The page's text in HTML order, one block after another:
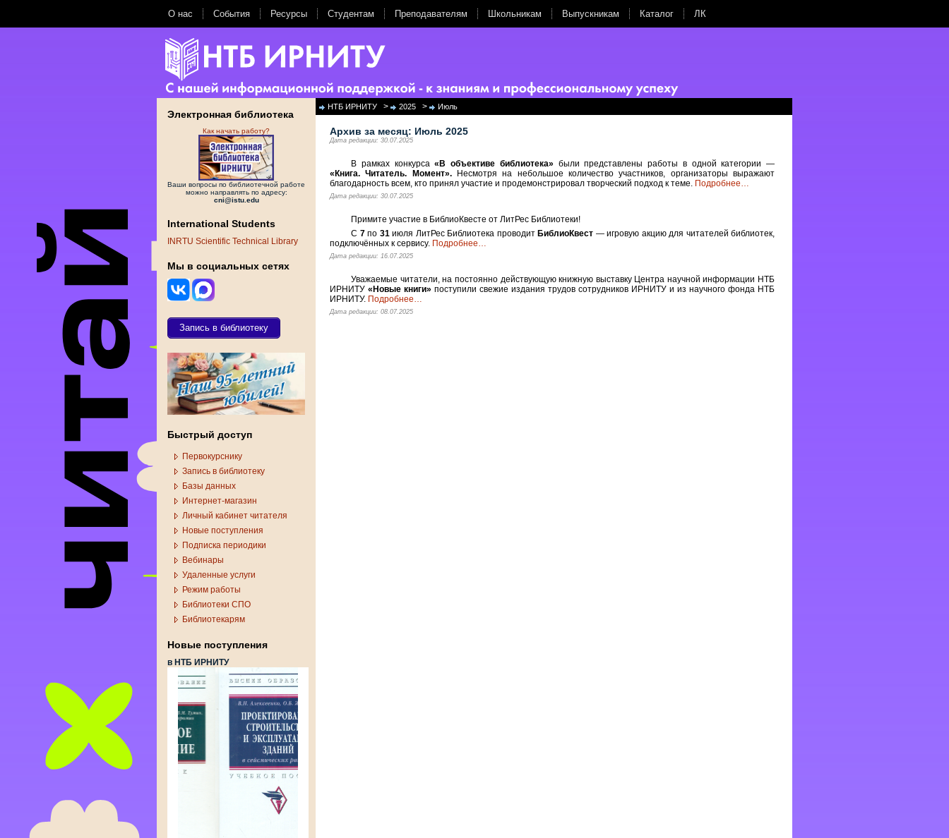
О нас События Ресурсы Студентам Преподавателям Школьникам Выпускникам Каталог ЛК
Электронная библиотека
Как начать работу?
Ваши вопросы по библиотечной работе
можно направлять по адресу:
cni@istu.edu
International Students
INRTU Scientific Technical Library
Мы в социальных сетях
Запись в библиотеку
Быстрый доступ
Первокурснику
Запись в библиотеку
Базы данных
Интернет-магазин
Личный кабинет читателя
Новые поступления
Подписка периодики
Вебинары
Удаленные услуги
Режим работы
Библиотеки СПО
Библиотекарям
Новые поступления
в НТБ ИРНИТУ
НТБ ИРНИТУ > 2025 > Июль
Архив за месяц: Июль 2025
Дата редакции: 30.07.2025
В рамках конкурса«В объективе библиотека» были представлены работы в одной категории —
«Книга. Читатель. Момент».Несмотря на небольшое количество участников, организаторы выражают
благодарность всем, кто принял участие и продемонстрировал творческий подход к теме. Подробнее…
Дата редакции: 30.07.2025
Примите участие в БиблиоКвесте от ЛитРес Библиотеки!
С 7по 31июля ЛитРес Библиотека проводит БиблиоКвест — игровую акцию для читателей библиотек,
подключённых к сервису. Подробнее…
Дата редакции: 16.07.2025
Уважаемые читатели, на постоянно действующую книжную выставку Центра научной информации НТБ
ИРНИТУ «Новые книги» поступили свежие издания трудов сотрудников ИРНИТУ и из научного фонда НТБ
ИРНИТУ. Подробнее…
Дата редакции: 08.07.2025